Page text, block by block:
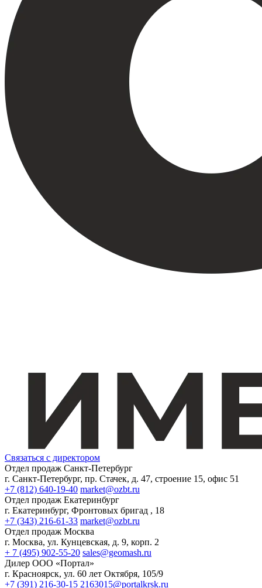
Связаться с директором
Отдел продаж Санкт-Петербург
г. Санкт-Петербург, пр. Стачек, д. 47, строение 15, офис 51
+7 (812) 640-19-40 market@ozbt.ru
Отдел продаж Екатеринбург
г. Екатеринбург, Фронтовых бригад , 18
+7 (343) 216-61-33 market@ozbt.ru
Отдел продаж Москва
г. Москва, ул. Кунцевская, д. 9, корп. 2
+ 7 (495) 902-55-20 sales@geomash.ru
Дилер ООО «Портал»
г. Красноярск, ул. 60 лет Октября, 105/9
+7 (391) 216-30-15 2163015@portalkrsk.ru